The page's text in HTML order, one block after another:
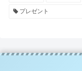
プレゼント